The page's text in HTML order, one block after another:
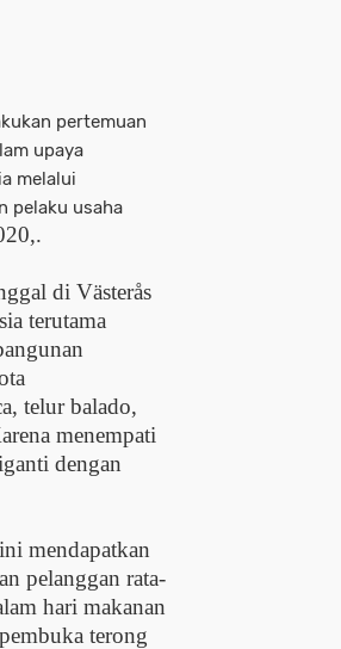
pertemuan
upaya
melalui
pelaku usaha
di Västerås
terutama
telur balado,
menempati
dengan
mendapatkan
pelanggan rata-
hari makanan
terong